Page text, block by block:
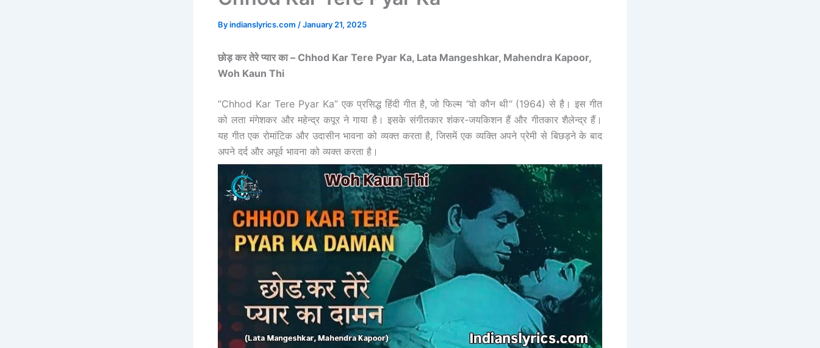
Byindianslyrics.com /January 21, 2025
छोड़ कर तेरे प्यार का – Chhod Kar Tere Pyar Ka, Lata Mangeshkar, Mahendra Kapoor,
Woh Kaun Thi
“Chhod Kar Tere Pyar Ka” एक प्रसिद्ध हिंदी गीत है, जो फिल्म “वो कौन थी“(1964) से है। इस गीत
को लता मंगेशकर और महेन्द्र कपूर ने गाया है। इसके संगीतकार शंकर-जयकिशन हैं और गीतकार शैलेन्द्र हैं।
यह गीत एक रोमांटिक और उदासीन भावना को व्यक्त करता है, जिसमें एक व्यक्ति अपने प्रेमी से बिछड़ने के बाद
अपने दर्द और अपूर्व भावना को व्यक्त करता है।